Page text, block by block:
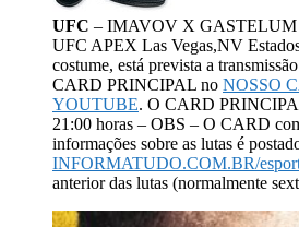
UFC – IMAVOV X GASTELUM
UFC APEX Las Vegas,NV
costume, está prevista a
CARD PRINCIPAL no NOSSO
YOUTUBE. O CARD
21:00 horas – OBS – O CARD
informações sobre as lutas é
INFORMATUDO.COM.BR/
anterior das lutas (normalmente